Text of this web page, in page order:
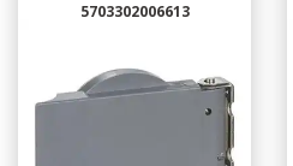
5703302006613